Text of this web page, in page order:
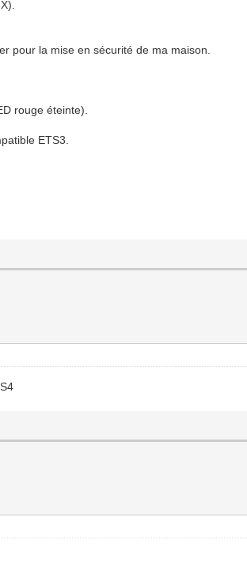
pour la mise en sécurité de ma maison.
rouge éteinte).
ETS3.